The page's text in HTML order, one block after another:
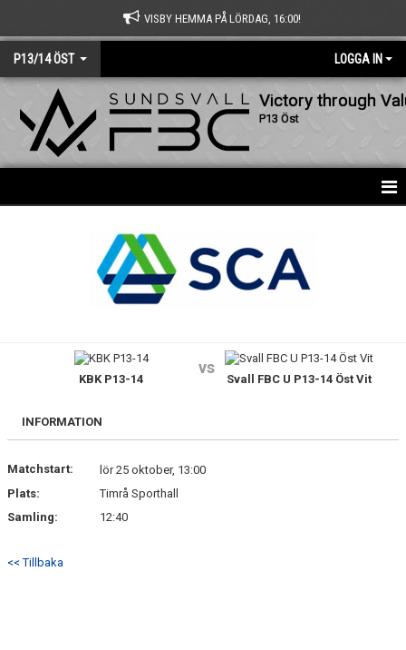
VISBY HEMMA PÅ LÖRDAG, 16:00!
P13/14 ÖST LOGGA IN
Victory through
P13 Öst
BILDGALLERI
KONTAKT
KBK P13-14
vs
Svall FBC U P13-14 Öst Vit
INFORMATION
Matchstart:
lör 25 oktober, 13:00
Plats:
Timrå Sporthall
Samling:
12:40
<< Tillbaka